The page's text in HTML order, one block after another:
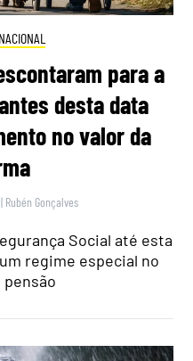
NACIONAL
para a
desta data
no valor da
| Rubén Gonçalves
Social até esta
regime especial no
pensão